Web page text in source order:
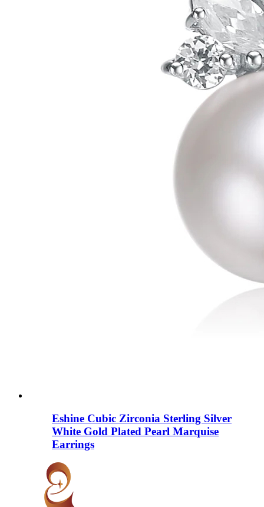
Eshine Cubic Zirconia Sterling Silver
White Gold Plated Pearl Marquise
Earrings